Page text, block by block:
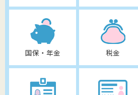
国保・年金 税金